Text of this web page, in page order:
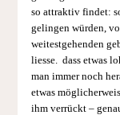
so attraktiv findet:
gelingen würden,
weitestgehenden
liesse. dass etwas
man immer noch
etwas
ihm verrückt –